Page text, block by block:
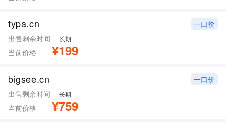
一口价
typa.cn
出售剩余时间 长期
当前价格 ¥199
一口价
bigsee.cn
出售剩余时间 长期
当前价格 ¥759